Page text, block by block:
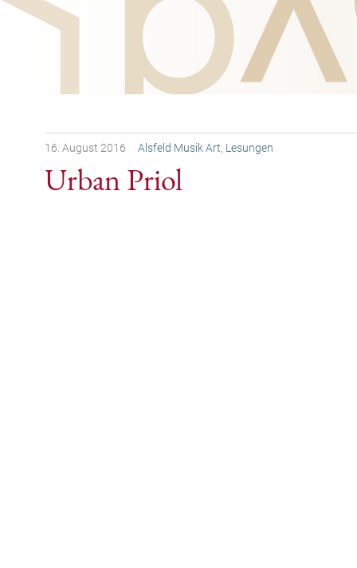
16. August 2016 Alsfeld Musik Art, Lesungen
Urban Priol